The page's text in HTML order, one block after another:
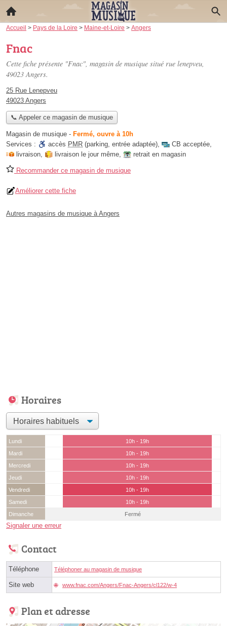
Accueil > Pays de la Loire > Maine-et-Loire > Angers
Fnac
Cette fiche présente "Fnac", magasin de musique situé rue lenepveu,
49023 Angers.
25 Rue Lenepveu
49023 Angers
📞 Appeler ce magasin de musique
Magasin de musique - Fermé, ouvre à 10h
Services :
accès PMR (parking, entrée adaptée), CB acceptée,
livraison, livraison le jour même, retrait en magasin
Recommander ce magasin de musique
Améliorer cette fiche
Autres magasins de musique à Angers
Horaires
Lundi
10h - 19h
Mardi
10h - 19h
Mercredi
10h - 19h
Jeudi
10h - 19h
Vendredi
10h - 19h
Samedi
10h - 19h
Dimanche
Fermé
Signaler une erreur
Contact
Téléphone Téléphoner au magasin de musique
Site web www.fnac.com/Angers/Fnac-Angers/cl122/w-4
Plan et adresse